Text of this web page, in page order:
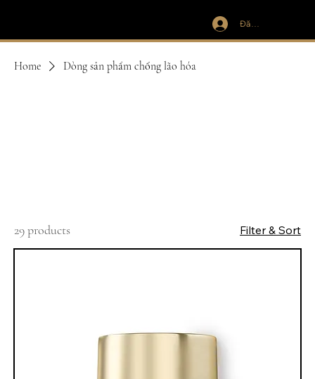
Đăng nhập
Home Dòng sản phẩm chống lão hóa
29 products Filter & Sort